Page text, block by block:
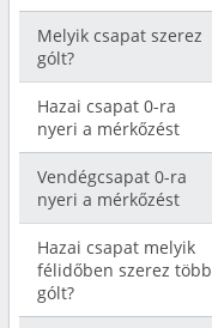
Melyik csapat szerez
gólt?
Hazai csapat 0-ra
nyeri a mérkőzést
Vendégcsapat 0-ra
nyeri a mérkőzést
Hazai csapat melyik
félidőben szerez több
gólt?